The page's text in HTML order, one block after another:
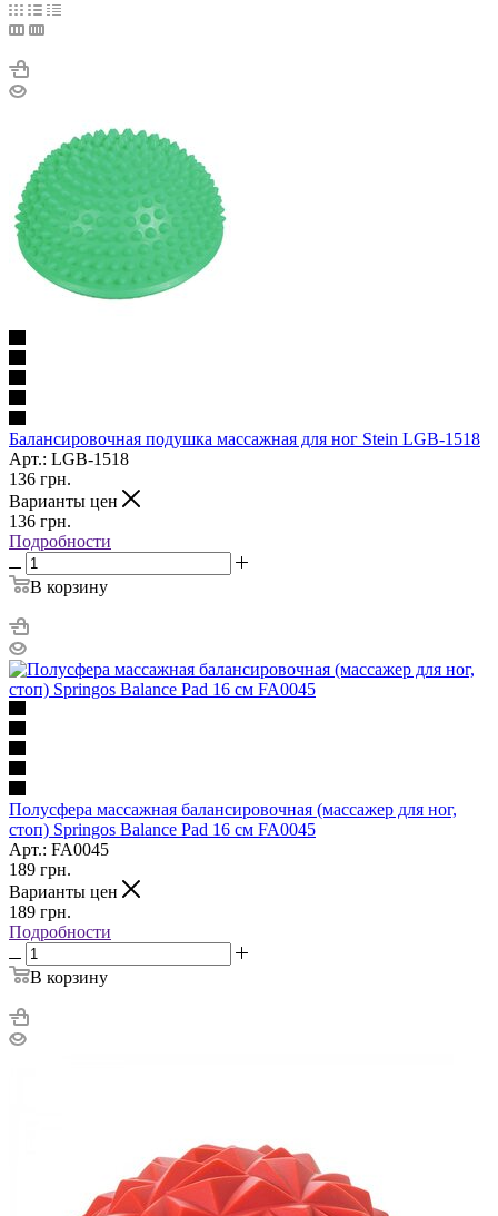
Балансировочная подушка массажная для ног Stein LGB-1518
Арт.: LGB-1518
136 грн.
Варианты цен
136 грн.
Подробности
В корзину
Полусфера массажная балансировочная (массажер для ног,
стоп) Springos Balance Pad 16 см FA0045
Арт.: FA0045
189 грн.
Варианты цен
189 грн.
Подробности
В корзину